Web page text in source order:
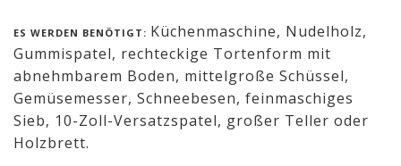
ES WERDEN BENÖTIGT: Küchenmaschine, Nudelholz,
Gummispatel, rechteckige Tortenform mit
abnehmbarem Boden, mittelgroße Schüssel,
Gemüsemesser, Schneebesen, feinmaschiges
Sieb, 10-Zoll-Versatzspatel, großer Teller oder
Holzbrett.